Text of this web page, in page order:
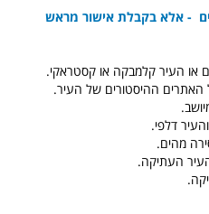
- אלא בקבלת אישור מראש
או העיר קלמבקה או קסטראקי.
האתרים ההיסטורים של העיר.
דלפי.
מהים.
העתיקה.